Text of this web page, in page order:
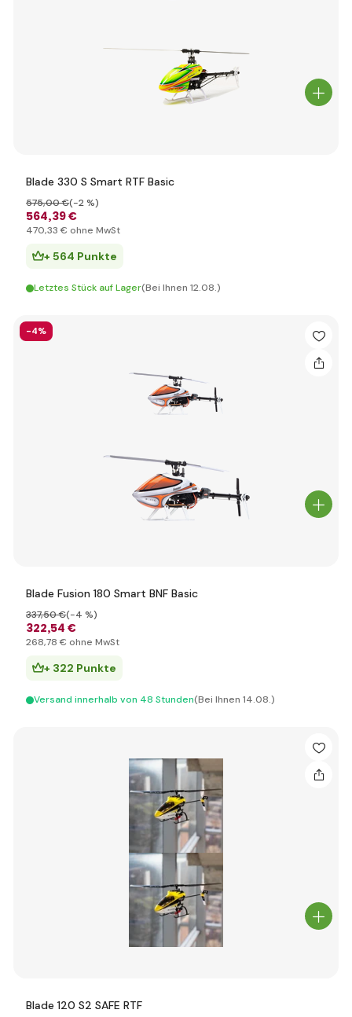
Blade 330 S Smart RTF Basic
564,39 €
575,00 €(-2 %)
470,33 € ohne MwSt
+ 564 Punkte
Letztes Stück auf Lager(Bei Ihnen 12.08.)
-4%
Blade Fusion 180 Smart BNF Basic
322,54 €
337,50 €(-4 %)
268,78 € ohne MwSt
+ 322 Punkte
Versand innerhalb von 48 Stunden(Bei Ihnen 14.08.)
Blade 120 S2 SAFE RTF